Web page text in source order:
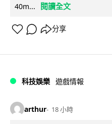
40m...
閱讀全文
分享
科技娛樂 遊戲情報
arthur 18 小時